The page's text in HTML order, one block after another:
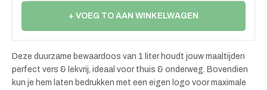
+ VOEG TO AAN WINKELWAGEN
Deze duurzame bewaardoos van 1 liter houdt jouw maaltijden
perfect vers & lekvrij, ideaal voor thuis & onderweg. Bovendien
kun je hem laten bedrukken met een eigen logo voor maximale